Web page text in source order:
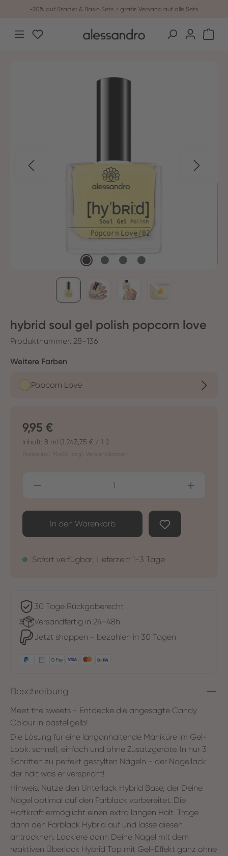
Zum Hauptinhalt springen
-20% auf Starter & Basic Sets + gratis Versand auf alle Sets
Du hast 0 Produkte auf dem Merkzettel
hybrid soul gel polish popcorn love
Produktnummer: 28-136
Weitere Farben
Popcorn Love
Regulärer Preis:
9,95 €
Inhalt: 8 ml (1.243,75 € / 1 l)
Preise inkl. MwSt. zzgl. Versandkosten
Produkt Anzahl: Gib den gewünschten
In den Warenkorb
Sofort verfügbar, Lieferzeit: 1-3 Tage
30 Tage Rückgaberecht
Versandfertig in 24-48h
Jetzt shoppen - bezahlen in 30 Tagen
Beschreibung
Meet the sweets - Entdecke die angesagte Candy
Colour in pastellgelb!
Die Lösung für eine langanhaltende Maniküre im Gel-
Look: schnell, einfach und ohne Zusatzgeräte. In nur 3
Schritten zu perfekt gestylten Nägeln - der Nagellack
der hält was er verspricht!
Hinweis: Nutze den Unterlack Hybrid Base, der Deine
Nägel optimal auf den Farblack vorbereitet. Die
Haftkraft ermöglicht einen extra langen Halt. Trage
dann den Farblack Hybrid auf und lasse diesen
antrocknen. Lackiere dann Deine Nägel mit dem
reaktiven Überlack Hybrid Top mit Gel-Effekt ganz ohne